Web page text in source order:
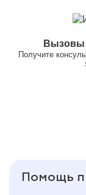
Вызовы
Получите
Помощь